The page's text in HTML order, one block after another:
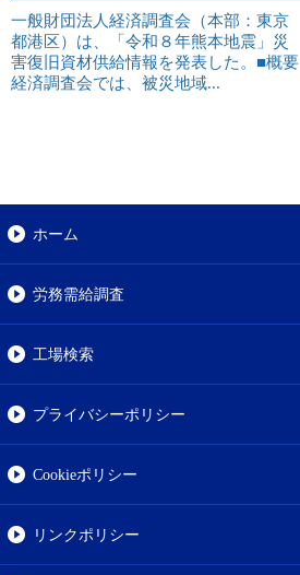
一般財団法人経済調査会（本部：東京
都港区）は、「令和８年熊本地震」災
害復旧資材供給情報を発表した。■概要
経済調査会では、被災地域...
ホーム
労務需給調査
工場検索
プライバシーポリシー
Cookieポリシー
リンクポリシー